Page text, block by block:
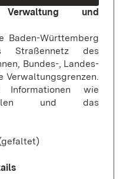
und
Baden-Württemberg
des
Bundes-, Landes-
Verwaltungsgrenzen.
wie
und das